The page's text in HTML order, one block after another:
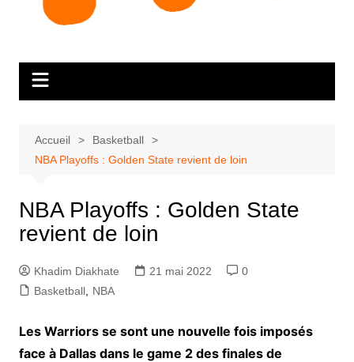
Accueil
Basketball
NBA Playoffs : Golden State revient de loin
NBA Playoffs : Golden State
revient de loin
Khadim Diakhate 21 mai 2022
0
Basketball, NBA
Les Warriors se sont une nouvelle fois imposés
face à Dallas dans le game 2 des finales de